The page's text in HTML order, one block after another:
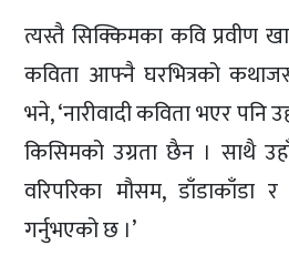
त्यस्तै सिक्किमका कवि प्रवीण
कविता आफ्नै घरभित्रको
भने, ‘नारीवादी कविता भएर पनि
किसिमको उग्रता छैन । साथै
वरिपरिका मौसम, डाँडाकाँडा
गर्नुभएको छ ।’